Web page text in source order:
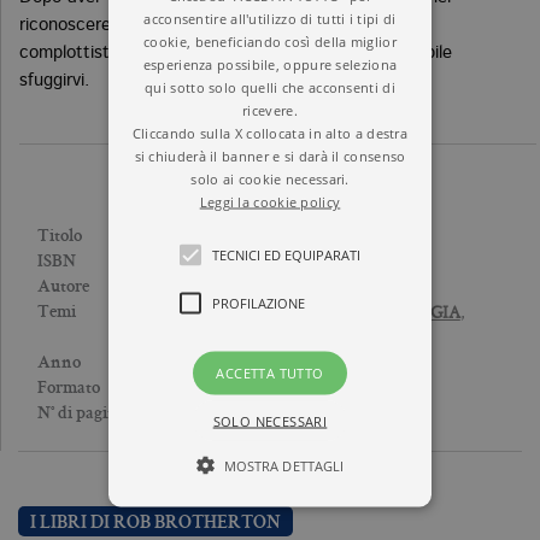
riconoscere come sia facile cedere alla narrazione
complottista ma avremo ben chiaro come sia possibile
sfuggirvi.
Titolo
ISBN 9788833936772
Autore
Temi PSICOANALISI E PSICOLOGIA,
Anno
Formato
N° di pagine 320
I LIBRI DI ROB BROTHERTON
acconsentire all'utilizzo di tutti i tipi di
cookie, beneficiando così della miglior
esperienza possibile, oppure seleziona
qui sotto solo quelli che acconsenti di
ricevere.
Cliccando sulla X collocata in alto a destra
si chiuderà il banner e si darà il consenso
solo ai cookie necessari.
Leggi la cookie policy
TECNICI ED EQUIPARATI
PROFILAZIONE
ACCETTA TUTTO
SOLO NECESSARI
MOSTRA DETTAGLI